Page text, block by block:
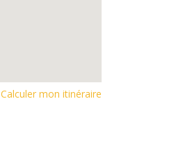
Calculer mon itinéraire